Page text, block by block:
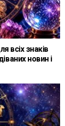
всіх знаків
новин і